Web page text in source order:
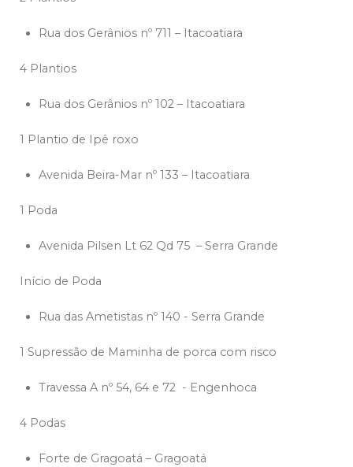
Rua dos Gerânios nº 711 – Itacoatiara
4 Plantios
Rua dos Gerânios nº 102 – Itacoatiara
1 Plantio de Ipê roxo
Avenida Beira-Mar nº 133 – Itacoatiara
1 Poda
Avenida Pilsen Lt 62 Qd 75 – Serra Grande
Início de Poda
Rua das Ametistas nº 140 - Serra Grande
1 Supressão de Maminha de porca com risco
Travessa A nº 54, 64 e 72 - Engenhoca
4 Podas
Forte de Gragoatá – Gragoatá